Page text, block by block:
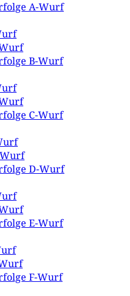
A-Wurf
B-Wurf
C-Wurf
D-Wurf
E-Wurf
F-Wurf